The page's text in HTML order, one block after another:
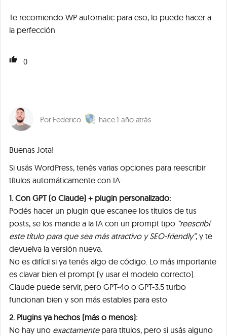
Te recomiendo WP automatic para eso, lo puede hacer a
la perfección
0
Federico 1 año atrás
Buenas Jota!
Si usás WordPress, tenés varias opciones para reescribir
títulos automáticamente con IA:
1. Con GPT (o Claude) + plugin personalizado:
Podés hacer un plugin que escanee los títulos de tus
posts, se los mande a la IA con un prompt tipo “reescribí
este título para que sea más atractivo y SEO-friendly”, y te
devuelva la versión nueva.
No es difícil si ya tenés algo de código. Lo más importante
es clavar bien el prompt (y usar el modelo correcto).
Claude puede servir, pero GPT-4o o GPT-3.5 turbo
funcionan bien y son más estables para esto
2. Plugins ya hechos (más o menos):
No hay uno exactamentepara títulos, pero si usás alguno